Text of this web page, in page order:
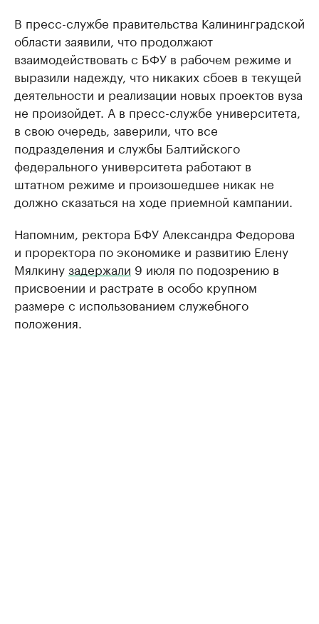
В пресс-службе правительства Калининградской
области заявили, что продолжают
взаимодействовать с БФУ в рабочем режиме и
выразили надежду, что никаких сбоев в текущей
деятельности и реализации новых проектов вуза
не произойдет. А в пресс-службе университета,
в свою очередь, заверили, что все
подразделения и службы Балтийского
федерального университета работают в
штатном режиме и произошедшее никак не
должно сказаться на ходе приемной кампании.
Напомним, ректора БФУ Александра Федорова
и проректора по экономике и развитию Елену
Мялкинузадержали 9 июля по подозрению в
присвоении и растрате в особо крупном
размере с использованием служебного
положения.